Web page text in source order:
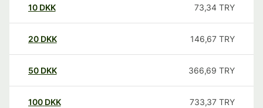
10 DKK 73,34 TRY
20 DKK 146,67 TRY
50 DKK 366,69 TRY
100 DKK 733,37 TRY